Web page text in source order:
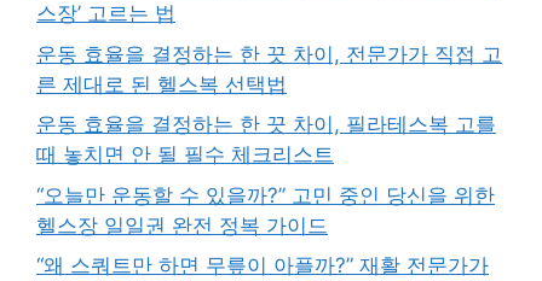
스장’ 고르는 법
운동 효율을 결정하는 한 끗 차이, 전문가가 직접 고
른 제대로 된 헬스복 선택법
운동 효율을 결정하는 한 끗 차이, 필라테스복 고를
때 놓치면 안 될 필수 체크리스트
“오늘만 운동할 수 있을까?” 고민 중인 당신을 위한
헬스장 일일권 완전 정복 가이드
“왜 스쿼트만 하면 무릎이 아플까?” 재활 전문가가